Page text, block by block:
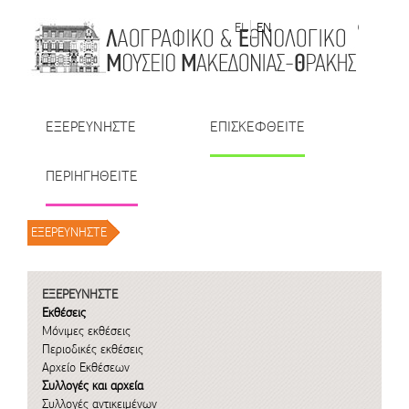
EL
EN | TR | BU | RO
ΕΞΕΡΕΥΝΗΣΤΕ ΕΠΙΣΚΕΦΘΕΙΤΕ
ΠΕΡΙΗΓΗΘΕΙΤΕ
ΕΞΕΡΕΥΝΗΣΤΕ /
ΕΞΕΡΕΥΝΗΣΤΕ
Εκθέσεις
Μόνιμες εκθέσεις
Περιοδικές εκθέσεις
Αρχείο Εκθέσεων
Συλλογές και αρχεία
Συλλογές αντικειμένων